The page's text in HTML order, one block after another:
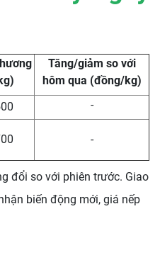
Tăng/giảm so với
hôm qua (đồng/kg)
-
-
đổi so với phiên trước. Giao
biến động mới, giá nếp